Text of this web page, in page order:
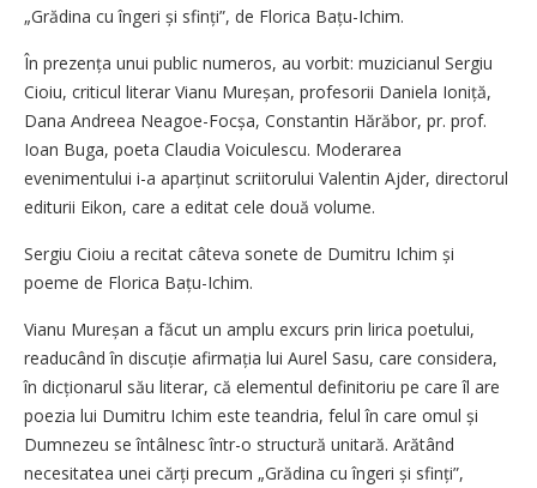
„Grădina cu îngeri și sfinți”, de Florica Bațu-Ichim.
În prezența unui public numeros, au vorbit: muzicianul Sergiu
Cioiu, criticul literar Vianu Mureșan, profesorii Daniela Ioniță,
Dana Andreea Neagoe-Focșa, Constantin Hărăbor, pr. prof.
Ioan Buga, poeta Claudia Voiculescu. Moderarea
evenimentului i-a aparținut scriitorului Valentin Ajder, directorul
editurii Eikon, care a editat cele două volume.
Sergiu Cioiu a recitat câteva sonete de Dumitru Ichim și
poeme de Florica Bațu-Ichim.
Vianu Mureșan a făcut un amplu excurs prin lirica poetului,
readucând în discuție afirmația lui Aurel Sasu, care considera,
în dicționarul său literar, că elementul definitoriu pe care îl are
poezia lui Dumitru Ichim este teandria, felul în care omul și
Dumnezeu se întâlnesc într-o structură unitară. Arătând
necesitatea unei cărți precum „Grădina cu îngeri și sfinți”,